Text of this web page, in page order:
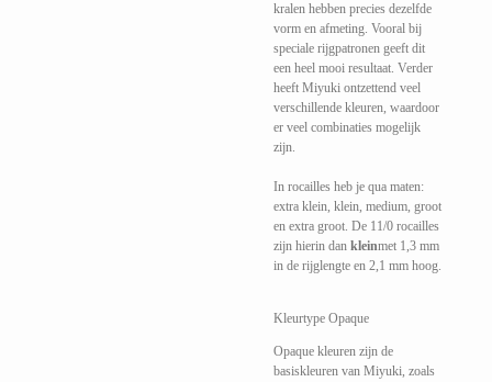
kralen hebben precies dezelfde
vorm en afmeting. Vooral bij
speciale rijgpatronen geeft dit
een heel mooi resultaat. Verder
heeft Miyuki ontzettend veel
verschillende kleuren, waardoor
er veel combinaties mogelijk
zijn.
In rocailles heb je qua maten:
extra klein, klein, medium, groot
en extra groot. De 11/0 rocailles
zijn hierin dan kleinmet 1,3 mm
in de rijglengte en 2,1 mm hoog.
Kleurtype Opaque
Opaque kleuren zijn de
basiskleuren van Miyuki, zoals